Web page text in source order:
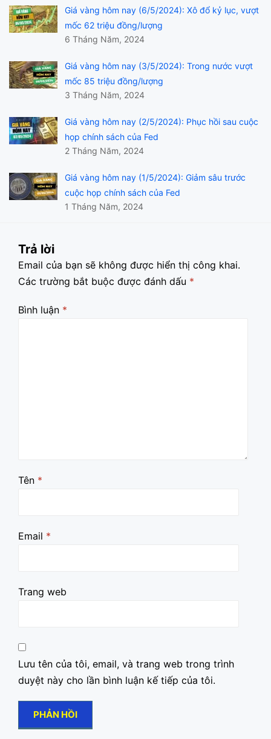
Giá vàng hôm nay (6/5/2024): Xô đổ kỷ lục, vượt
mốc 62 triệu đồng/lượng
6 Tháng Năm, 2024
Giá vàng hôm nay (3/5/2024): Trong nước vượt
mốc 85 triệu đồng/lượng
3 Tháng Năm, 2024
Giá vàng hôm nay (2/5/2024): Phục hồi sau cuộc
họp chính sách của Fed
2 Tháng Năm, 2024
Giá vàng hôm nay (1/5/2024): Giảm sâu trước
cuộc họp chính sách của Fed
1 Tháng Năm, 2024
Trả lời
Email của bạn sẽ không được hiển thị công khai.
Các trường bắt buộc được đánh dấu *
Bình luận *
Tên *
Email *
Trang web
Lưu tên của tôi, email, và trang web trong trình
duyệt này cho lần bình luận kế tiếp của tôi.